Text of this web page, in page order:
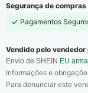
Segurança de compras
Pagamentos
Vendido pelo vendedor
Envio de SHEIN EU
Informações e
Para denunciar este